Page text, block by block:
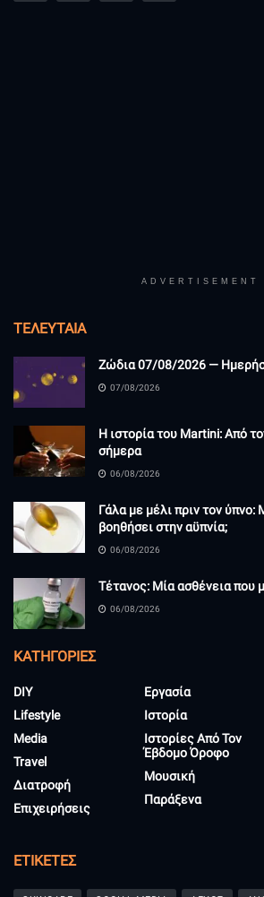
ADVERTISEMENT
ΤΕΛΕΥΤΑΊΑ
Ζώδια 07/08/2026 —
07/08/2026
Η ιστορία του Martini: Από
σήμερα
06/08/2026
Γάλα με μέλι πριν τον ύπνο:
βοηθήσει στην αϋπνία;
06/08/2026
Τέτανος: Μία ασθένεια που
06/08/2026
KΑΤΗΓΟΡΊΕΣ
DIY
Lifestyle
Media
Travel
Διατροφή
Επιχειρήσεις
Εργασία
Ιστορία
Ιστορίες Από Τον
Έβδομο Όροφο
Μουσική
Παράξενα
ΕΤΙΚΈΤΕΣ